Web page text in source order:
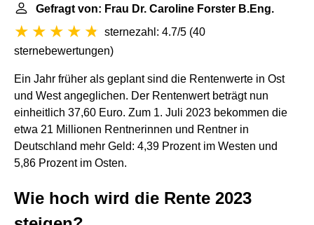
Gefragt von: Frau Dr. Caroline Forster B.Eng.
sternezahl: 4.7/5 (40
sternebewertungen)
Ein Jahr früher als geplant sind die Rentenwerte in Ost
und West angeglichen. Der Rentenwert beträgt nun
einheitlich 37,60 Euro. Zum 1. Juli 2023 bekommen die
etwa 21 Millionen Rentnerinnen und Rentner in
Deutschland mehr Geld: 4,39 Prozent im Westen und
5,86 Prozent im Osten.
Wie hoch wird die Rente 2023